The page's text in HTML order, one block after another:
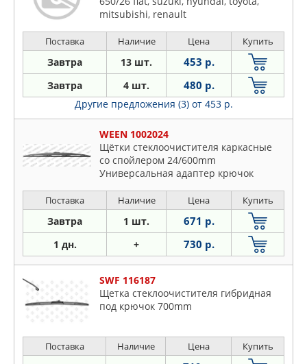
mitsubishi, renault
Поставка Наличие Цена Купить
Завтра 13 шт. 453 р.
Завтра 4 шт. 480 р.
Другие предложения (3) от 453 р.
WEEN 1002024
Щётки стеклоочистителя каркасные
со спойлером 24/600mm
Универсальная адаптер крючок
Поставка Наличие Цена Купить
Завтра 1 шт. 671 р.
1 дн. + 730 р.
SWF 116187
Щетка стеклоочистителя гибридная
под крючок 700mm
Поставка Наличие Цена Купить